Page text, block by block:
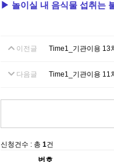
▶ 놀이실 내 음식물 섭취는
이전글 Time1_기관이용 13
다음글 Time1_기관이용 11
신청건수 : 총 1건
번호